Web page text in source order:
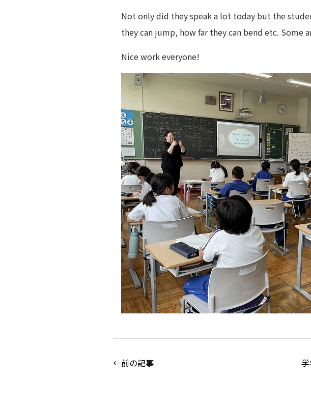
Not only did they speak a lot today but the
they can jump, how far they can bend etc. Some
Nice work everyone!
←前の記事